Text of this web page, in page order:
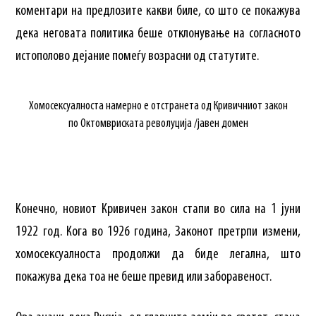
коментари на предлозите какви биле, со што се покажува
дека неговата политика беше отклонување на согласното
истополово дејание помеѓу возрасни од статутите.
Хомосексуалноста намерно е отстранета од Кривичниот закон
по Октомвриската револуција /јавен домен
Конечно, новиот Кривичен закон стапи во сила на 1 јуни
1922 год. Кога во 1926 година, Законот претрпи измени,
хомосексуалноста продолжи да биде легална, што
покажува дека тоа не беше превид или заборавеност.